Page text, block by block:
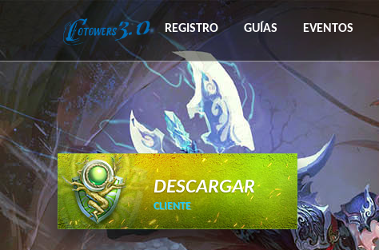
REGISTRO GUÍAS EVENTOS
DESCARGAR
CLIENTE